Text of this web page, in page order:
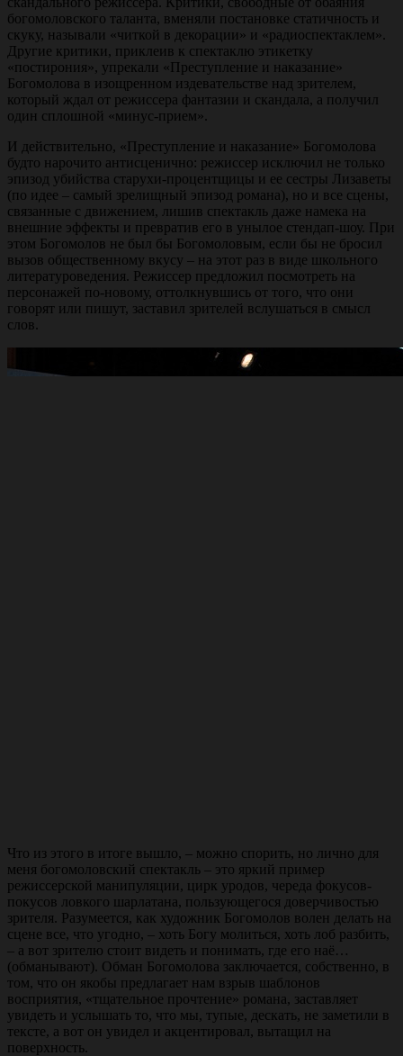
богомоловского таланта, вменяли постановке статичность и
скуку, называли «читкой в декорации» и «радиоспектаклем».
Другие критики, приклеив к спектаклю этикетку
«постирония», упрекали «Преступление и наказание»
Богомолова в изощренном издевательстве над зрителем,
который ждал от режиссера фантазии и скандала, а получил
один сплошной «минус-прием».
И действительно, «Преступление и наказание» Богомолова
будто нарочито антисценично: режиссер исключил не только
эпизод убийства старухи-процентщицы и ее сестры Лизаветы
(по идее – самый зрелищный эпизод романа), но и все сцены,
связанные с движением, лишив спектакль даже намека на
внешние эффекты и превратив его в унылое стендап-шоу. При
этом Богомолов не был бы Богомоловым, если бы не бросил
вызов общественному вкусу – на этот раз в виде школьного
литературоведения. Режиссер предложил посмотреть на
персонажей по-новому, оттолкнувшись от того, что они
говорят или пишут, заставил зрителей вслушаться в смысл
слов.
Что из этого в итоге вышло, – можно спорить, но лично для
меня богомоловский спектакль – это яркий пример
режиссерской манипуляции, цирк уродов, череда фокусов-
покусов ловкого шарлатана, пользующегося доверчивостью
зрителя. Разумеется, как художник Богомолов волен делать на
сцене все, что угодно, – хоть Богу молиться, хоть лоб разбить,
– а вот зрителю стоит видеть и понимать, где его наё…
(обманывают). Обман Богомолова заключается, собственно, в
том, что он якобы предлагает нам взрыв шаблонов
восприятия, «тщательное прочтение» романа, заставляет
увидеть и услышать то, что мы, тупые, дескать, не заметили в
тексте, а вот он увидел и акцентировал, вытащил на
поверхность.